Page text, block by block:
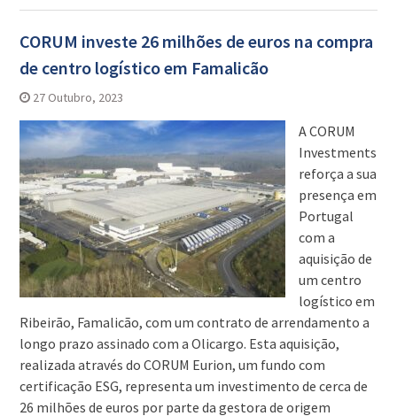
CORUM investe 26 milhões de euros na compra
de centro logístico em Famalicão
27 Outubro, 2023
A CORUM
Investments
reforça a sua
presença em
Portugal
com a
aquisição de
um centro
logístico em
Ribeirão, Famalicão, com um contrato de arrendamento a
longo prazo assinado com a Olicargo. Esta aquisição,
realizada através do CORUM Eurion, um fundo com
certificação ESG, representa um investimento de cerca de
26 milhões de euros por parte da gestora de origem